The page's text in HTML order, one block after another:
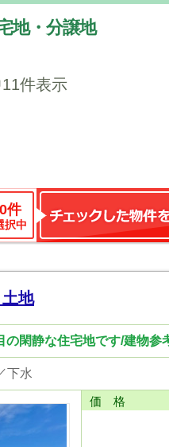
地・分譲地
件表示
0件
択中
地
閑静な住宅地です/建物
下水
価 格